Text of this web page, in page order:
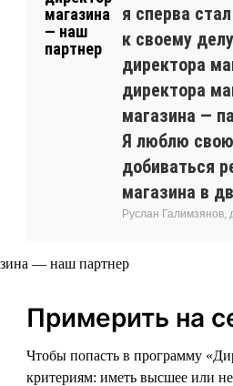
я сперва
к своему
директора
директора
магазина —
Я люблю
добиваться
магазина в
Руслан Галимзянов,
Примерить на
Чтобы попасть в программу
критериям: иметь высшее или